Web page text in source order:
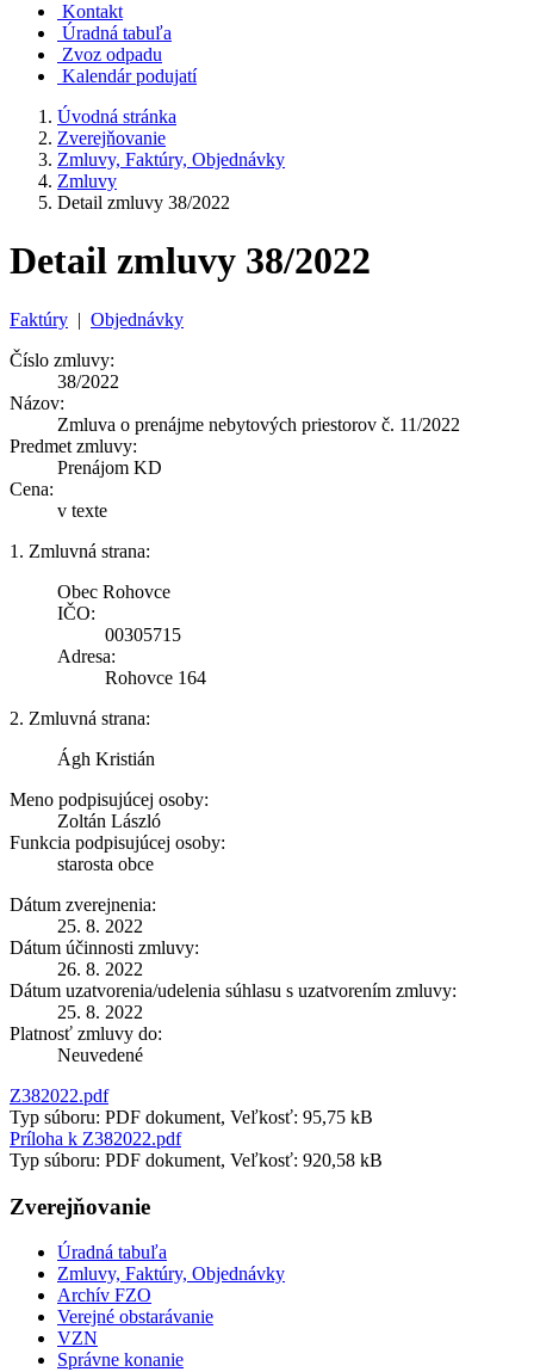
Kontakt
Úradná tabuľa
Zvoz odpadu
Kalendár podujatí
Úvodná stránka
Zverejňovanie
Zmluvy, Faktúry, Objednávky
Zmluvy
Detail zmluvy 38/2022
Detail zmluvy 38/2022
Faktúry | Objednávky
Číslo zmluvy:
38/2022
Názov:
Zmluva o prenájme nebytových priestorov č. 11/2022
Predmet zmluvy:
Prenájom KD
Cena:
v texte
1. Zmluvná strana:
Obec Rohovce
IČO:
00305715
Adresa:
Rohovce 164
2. Zmluvná strana:
Ágh Kristián
Meno podpisujúcej osoby:
Zoltán László
Funkcia podpisujúcej osoby:
starosta obce
Dátum zverejnenia:
25. 8. 2022
Dátum účinnosti zmluvy:
26. 8. 2022
Dátum uzatvorenia/udelenia súhlasu s uzatvorením zmluvy:
25. 8. 2022
Platnosť zmluvy do:
Neuvedené
Z382022.pdf
Typ súboru: PDF dokument, Veľkosť: 95,75 kB
Príloha k Z382022.pdf
Typ súboru: PDF dokument, Veľkosť: 920,58 kB
Zverejňovanie
Úradná tabuľa
Zmluvy, Faktúry, Objednávky
Archív FZO
Verejné obstarávanie
VZN
Správne konanie